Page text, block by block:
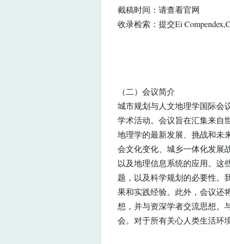
截稿时间：请查看官网
收录检索：提交Ei
（二）会议简介
城市规划与人文地理学国际会
学术活动。会议旨在汇集来自
地理学的最新发展、挑战和未
会文化变化、城乡一体化发展
以及地理信息系统的应用。这
题，以及科学规划的必要性。
果和实践经验。此外，会议还
想，并与资深学者交流思想。
会。对于所有关心人类生活环